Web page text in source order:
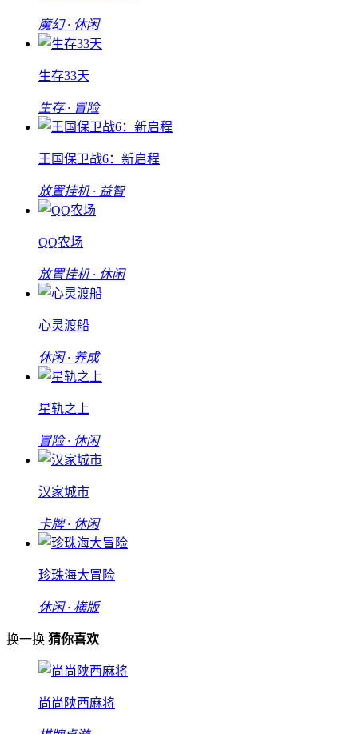
魔幻 · 休闲
生存33天
生存 · 冒险
王国保卫战6：新启程
放置挂机 · 益智
QQ农场
放置挂机 · 休闲
心灵渡船
休闲 · 养成
星轨之上
冒险 · 休闲
汉家城市
卡牌 · 休闲
珍珠海大冒险
休闲 · 横版
换一换 猜你喜欢
尚尚陕西麻将